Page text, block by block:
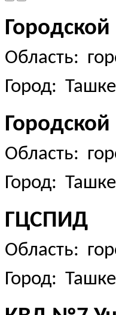
Область:
Город:
Область:
Город:
ГЦСПИД
Область:
Город: